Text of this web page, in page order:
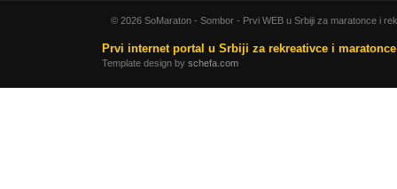
© 2026 SoMaraton - Sombor - Prvi WEB u Srbiji za maratonce i
Prvi internet portal u Srbiji za rekreativce i
Template design by schefa.com